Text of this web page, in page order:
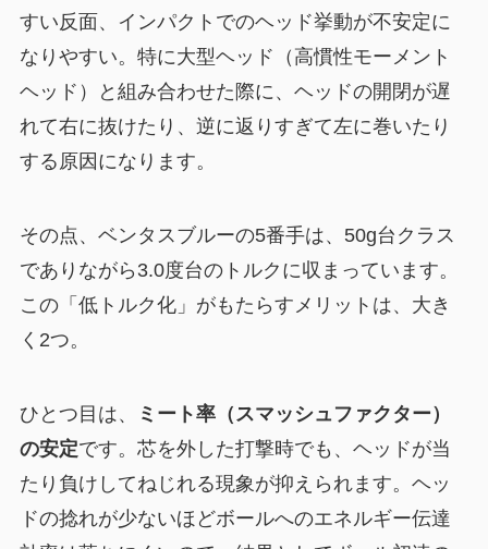
すい反面、インパクトでのヘッド挙動が不安定に
なりやすい。特に大型ヘッド（高慣性モーメント
ヘッド）と組み合わせた際に、ヘッドの開閉が遅
れて右に抜けたり、逆に返りすぎて左に巻いたり
する原因になります。
その点、ベンタスブルーの5番手は、50g台クラス
でありながら3.0度台のトルクに収まっています。
この「低トルク化」がもたらすメリットは、大き
く2つ。
ひとつ目は、
ミート率（スマッシュファクター）
の安定です。芯を外した打撃時でも、ヘッドが当
たり負けしてねじれる現象が抑えられます。ヘッ
ドの捻れが少ないほどボールへのエネルギー伝達